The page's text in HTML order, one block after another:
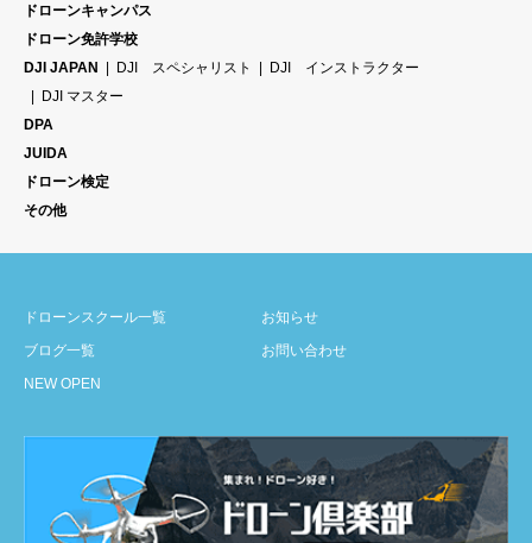
ドローンキャンパス
ドローン免許学校
DJI JAPAN
DJI スペシャリスト
DJI インストラクター
DJI マスター
DPA
JUIDA
ドローン検定
その他
ドローンスクール一覧
ブログ一覧
NEW OPEN
お知らせ
お問い合わせ